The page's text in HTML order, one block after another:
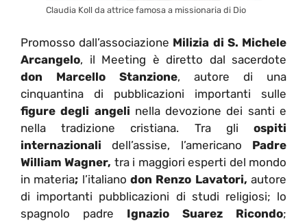
Claudia Koll da attrice famosa a missionaria di Dio
Promosso dall’associazione Milizia di S. Michele
Arcangelo, il Meeting è diretto dal sacerdote
don Marcello Stanzione, autore di una
cinquantina di pubblicazioni importanti sulle
figure degli angeli nella devozione dei santi e
nella tradizione cristiana. Tra gli ospiti
internazionalidell’assise, l’americano Padre
William Wagner, tra i maggiori esperti del mondo
in materia; l’italiano don Renzo Lavatori,autore
di importanti pubblicazioni di studi religiosi; lo
spagnolo padre Ignazio Suarez Ricondo;